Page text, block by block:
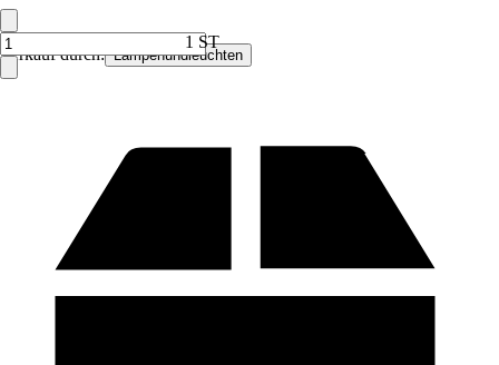
Verkauf durch: Lampenundleuchten
1 ST